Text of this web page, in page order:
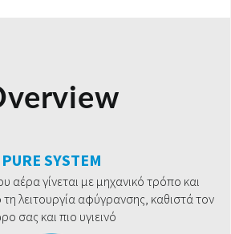
PURE SYSTEM
αέρα γίνεται με μηχανικό τρόπο και
λειτουργία αφύγρανσης, καθιστά τον
σας και πιο υγιεινό